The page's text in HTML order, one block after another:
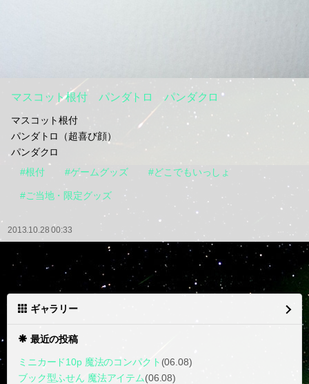
マスコット根付 パンダトロ パンダクロ
マスコット根付
パンダトロ（超喜び顔）
パンダクロ
#根付
#ゲームグッズ #どこでもいっしょ
#ご当地・限定グッズ
2013.10.28 00:33
ギャラリー
最近の投稿
ミニカード10p 魔法のコンパクト (06.08)
ブック型ふせん 魔法アイテム(06.08)